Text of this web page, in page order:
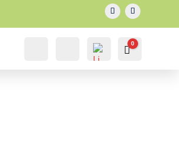
Cerca... Carrello
0